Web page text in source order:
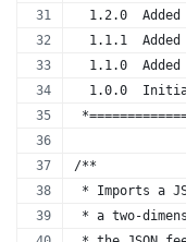
1.2.0  Added
1.1.1  Added
1.1.0  Added
1.0.0
/**
* Imports a
* a two-